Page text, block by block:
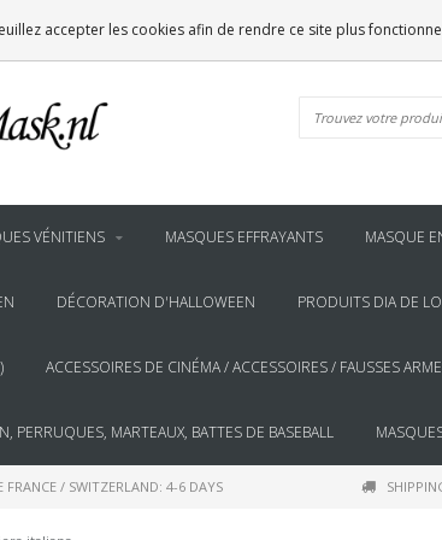
VÉNITIENS MASQUES EFFRAYANTS MASQUE
DÉCORATION D'HALLOWEEN PRODUITS DIA DE
ACCESSOIRES DE CINÉMA / ACCESSOIRES / FAUSSES
PERRUQUES, MARTEAUX, BATTES DE BASEBALL
FRANCE / SWITZERLAND: 4-6 DAYS
accepter les cookies afin de rendre ce site plus